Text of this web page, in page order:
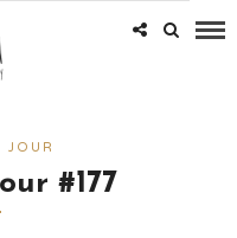
JOUR
#177